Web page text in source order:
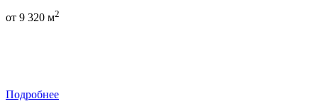
от 9 320 м2
Подробнее